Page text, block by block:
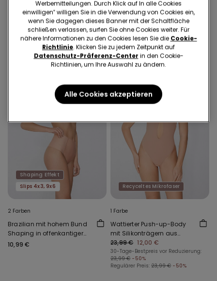
14,99 €
10,49 €
30-Tage-Bestpreis vor Reduzierung:
-30%
Regulärer Preis:14,99 € -30%
kleiner Tasche
19,99 € 13,99 €
30-Tage-Bestpreis vor Reduzierung:
19,99 € -30%
Regulärer Preis:19,99 € -30%
Shaping Effekt
Slips 4x3, 9x6
2 Farben
Brazilian mit hohem Bund
Shaping in offenkantiger
Verarbeitung
10,99 €
Recyceltes Mikrofaser
1 Farbe
Wattierter Push-up-Body
mit Silikonträgern aus
recycelter Mikrofaser
23,99 € 12,00 €
30-Tage-Bestpreis vor Reduzierung:
23,99 € -50%
Regulärer Preis: 23,99 € -50%
Werbemitteilungen. Durch Klick auf In alle Cookies
einwilligen‟ willigen Sie in die Verwendung von Cookies ein,
wenn Sie dagegen dieses Banner mit der Schaltfläche
schließen verlassen, surfen Sie ohne Cookies weiter. Für
nähere Informationen zu den Cookies lesen Sie die Cookie-
Richtlinie. Klicken Sie zu jedem Zeitpunkt auf
Datenschutz-Präferenz-Center in den Cookie-
Richtlinien, um Ihre Auswahl zu ändern.
Alle Cookies akzeptieren